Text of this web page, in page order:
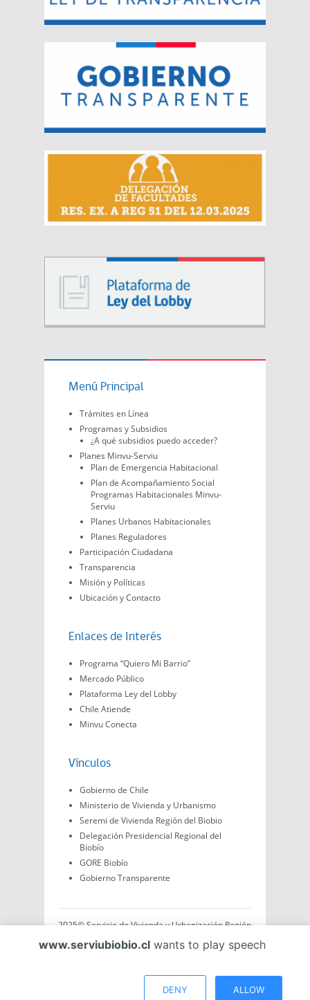
Menú Principal
Trámites en Línea
Programas y Subsidios
¿A qué subsidios puedo acceder?
Planes Minvu-Serviu
Plan de Emergencia Habitacional
Plan de Acompañamiento Social
Programas Habitacionales Minvu-
Serviu
Planes Urbanos Habitacionales
Planes Reguladores
Participación Ciudadana
Transparencia
Misión y Políticas
Ubicación y Contacto
Enlaces de Interés
Programa “Quiero Mi Barrio”
Mercado Público
Plataforma Ley del Lobby
Chile Atiende
Minvu Conecta
Vínculos
Gobierno de Chile
Ministerio de Vivienda y Urbanismo
Seremi de Vivienda Región del Biobio
Delegación Presidencial Regional del
Biobío
GORE Biobío
Gobierno Transparente
2025© Servicio de Vivienda y Urbanización Región
Región del Biobío, Chile. Todo el contenido de este
www.serviubiobio.cl wants to play speech
DENY ALLOW